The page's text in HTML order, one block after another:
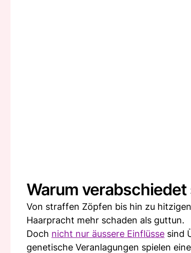
Warum verabschiedet
Von straffen Zöpfen bis hin zu
Haarpracht mehr schaden als guttun.
Doch nicht nur äussere Einflüsse sind
genetische Veranlagungen spielen